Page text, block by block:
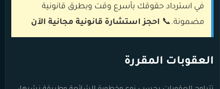
في استرداد حقوقك بأسرع وقت وبطرق قانونية
مضمونة.📞 احجز استشارة قانونية مجانية الآن
العقوبات المقررة